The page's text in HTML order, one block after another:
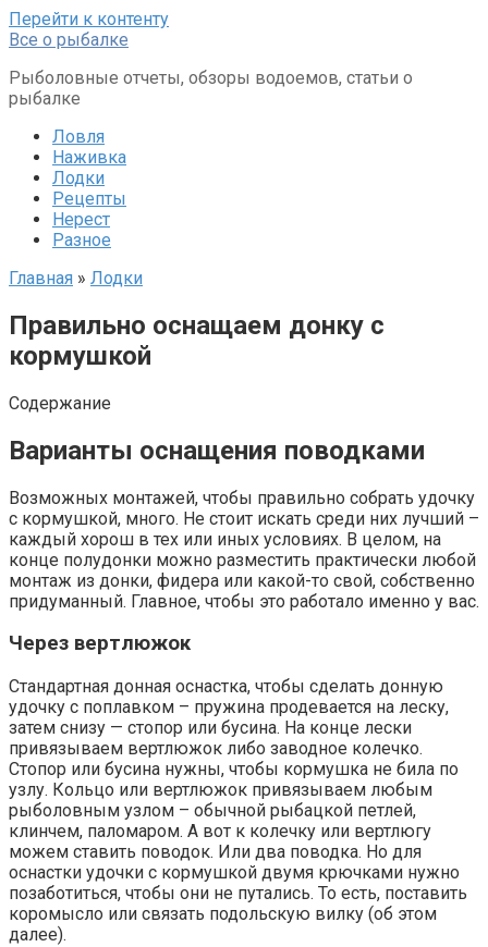
Перейти к контенту
Все о рыбалке
Рыболовные отчеты, обзоры водоемов, статьи о
рыбалке
Ловля
Наживка
Лодки
Рецепты
Нерест
Разное
Главная » Лодки
Правильно оснащаем донку с
кормушкой
Содержание
Варианты оснащения поводками
Возможных монтажей, чтобы правильно собрать удочку
с кормушкой, много. Не стоит искать среди них лучший –
каждый хорош в тех или иных условиях. В целом, на
конце полудонки можно разместить практически любой
монтаж из донки, фидера или какой-то свой, собственно
придуманный. Главное, чтобы это работало именно у вас.
Через вертлюжок
Стандартная донная оснастка, чтобы сделать донную
удочку с поплавком – пружина продевается на леску,
затем снизу — стопор или бусина. На конце лески
привязываем вертлюжок либо заводное колечко.
Стопор или бусина нужны, чтобы кормушка не била по
узлу. Кольцо или вертлюжок привязываем любым
рыболовным узлом – обычной рыбацкой петлей,
клинчем, паломаром. А вот к колечку или вертлюгу
можем ставить поводок. Или два поводка. Но для
оснастки удочки с кормушкой двумя крючками нужно
позаботиться, чтобы они не путались. То есть, поставить
коромысло или связать подольскую вилку (об этом
далее).